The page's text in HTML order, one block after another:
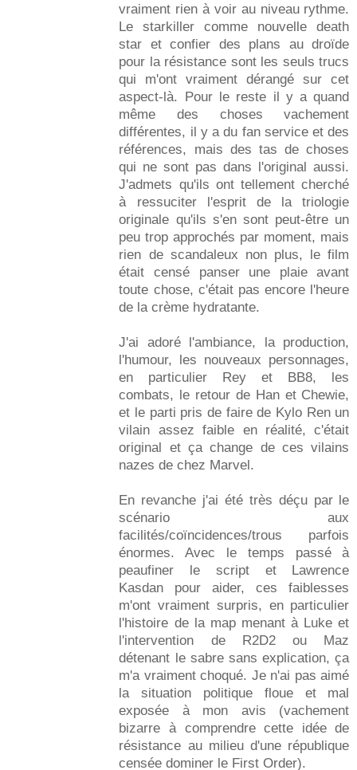
vraiment rien à voir au niveau rythme.
Le starkiller comme nouvelle death
star et confier des plans au droïde
pour la résistance sont les seuls trucs
qui m'ont vraiment dérangé sur cet
aspect-là. Pour le reste il y a quand
même des choses vachement
différentes, il y a du fan service et des
références, mais des tas de choses
qui ne sont pas dans l'original aussi.
J'admets qu'ils ont tellement cherché
à ressuciter l'esprit de la triologie
originale qu'ils s'en sont peut-être un
peu trop approchés par moment, mais
rien de scandaleux non plus, le film
était censé panser une plaie avant
toute chose, c'était pas encore l'heure
de la crème hydratante.
J'ai adoré l'ambiance, la production,
l'humour, les nouveaux personnages,
en particulier Rey et BB8, les
combats, le retour de Han et Chewie,
et le parti pris de faire de Kylo Ren un
vilain assez faible en réalité, c'était
original et ça change de ces vilains
nazes de chez Marvel.
En revanche j'ai été très déçu par le
scénario aux
facilités/coïncidences/trous parfois
énormes. Avec le temps passé à
peaufiner le script et Lawrence
Kasdan pour aider, ces faiblesses
m'ont vraiment surpris, en particulier
l'histoire de la map menant à Luke et
l'intervention de R2D2 ou Maz
détenant le sabre sans explication, ça
m'a vraiment choqué. Je n'ai pas aimé
la situation politique floue et mal
exposée à mon avis (vachement
bizarre à comprendre cette idée de
résistance au milieu d'une république
censée dominer le First Order).